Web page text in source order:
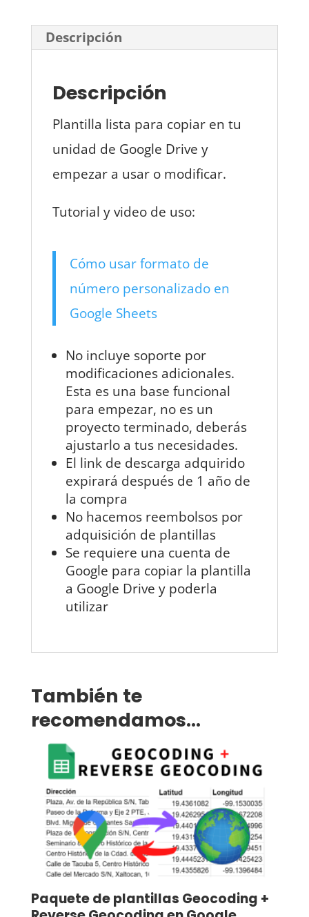
Descripción
Descripción
Plantilla lista para copiar en tu
unidad de Google Drive y
empezar a usar o modificar.
Tutorial y video de uso:
Cómo usar formato de
número personalizado en
Google Sheets
No incluye soporte por
modificaciones adicionales.
Esta es una base funcional
para empezar, no es un
proyecto terminado, deberás
ajustarlo a tus necesidades.
El link de descarga adquirido
expirará después de 1 año de
la compra
No hacemos reembolsos por
adquisición de plantillas
Se requiere una cuenta de
Google para copiar la plantilla
a Google Drive y poderla
utilizar
También te
recomendamos…
Paquete de plantillas Geocoding +